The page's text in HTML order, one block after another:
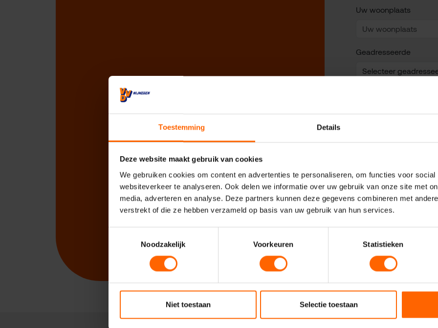
Toestemming Details
Deze website maakt gebruik van cookies
We gebruiken cookies om content en advertenties te personaliseren, om functies voor
websiteverkeer te analyseren. Ook delen we informatie over uw gebruik van onze site met
media, adverteren en analyse. Deze partners kunnen deze gegevens combineren met
verstrekt of die ze hebben verzameld op basis van uw gebruik van hun services.
Noodzakelijk
Voorkeuren Statistieken
Niet toestaan Selectie toestaan
Uw woonplaats
Geadresseerde
Verzenden